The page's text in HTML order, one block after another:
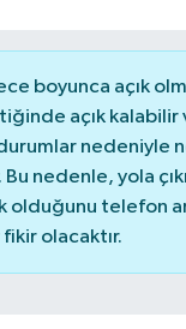
boyunca açık
açık kalabilir
nedeniyle
nedenle, yola
olduğunu telefon
olacaktır.